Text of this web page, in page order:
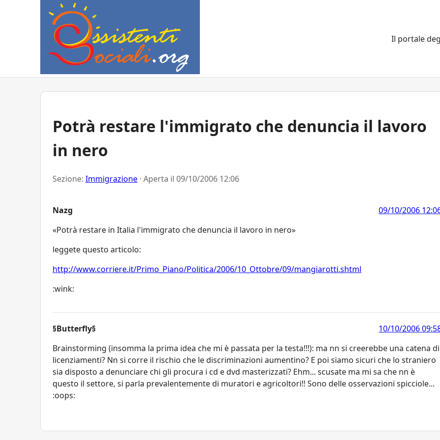
Il portale
Potrà restare l'immigrato che denuncia il lavoro
in nero
Sezione: Immigrazione · Aperta il 09/10/2006 12:06
Nazg
09/10/2006
«Potrà restare in Italia l'immigrato che denuncia il lavoro in nero»
leggete questo articolo:
http://www.corriere.it/Primo_Piano/Politica/2006/10_Ottobre/09/mangiarotti.shtml
:wink:
§Butterfly§
10/10/2006
Brainstorming (insomma la prima idea che mi è passata per la testa!!!): ma nn si creerebbe una catena di
licenziamenti? Nn si corre il rischio che le discriminazioni aumentino? E poi siamo sicuri che lo straniero
sia disposto a denunciare chi gli procura i cd e dvd masterizzati? Ehm... scusate ma mi sa che nn è
questo il settore, si parla prevalentemente di muratori e agricoltori!! Sono delle osservazioni spicciole...
:oops: